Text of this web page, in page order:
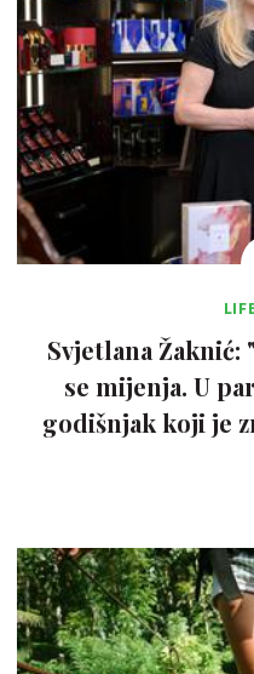
Svjetlana
se mijenja. U
godišnjak koji je